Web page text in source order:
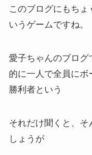
このブログにもちょ
いうゲームですね。
愛子ちゃんのブログ
的に一人で全員に
勝利者という
それだけ聞くと、
しょうが